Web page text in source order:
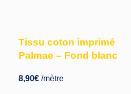
Tissu coton imprimé
Palmae – Fond blanc
8,90€ /mètre